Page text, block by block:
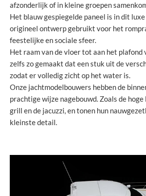
afzonderlijk of in kleine groepen
Het blauw gespiegelde paneel is in dit
origineel ontwerp gebruikt voor het
feestelijke en sociale sfeer.
Het raam van de vloer tot aan het plafond
zelfs zo gemaakt dat een stuk uit de
zodat er volledig zicht op het water is.
Onze jachtmodelbouwers hebben de
prachtige wijze nagebouwd. Zoals de
grill en de jacuzzi, en tonen hun
kleinste detail.